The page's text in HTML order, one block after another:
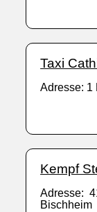
Taxi
Adresse: 1
Kempf
Adresse:
Bischheim